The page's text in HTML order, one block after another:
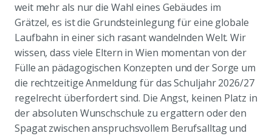
weit mehr als nur die Wahl eines Gebäudes im
Grätzel, es ist die Grundsteinlegung für eine globale
Laufbahn in einer sich rasant wandelnden Welt. Wir
wissen, dass viele Eltern in Wien momentan von der
Fülle an pädagogischen Konzepten und der Sorge um
die rechtzeitige Anmeldung für das Schuljahr 2026/27
regelrecht überfordert sind. Die Angst, keinen Platz in
der absoluten Wunschschule zu ergattern oder den
Spagat zwischen anspruchsvollem Berufsalltag und